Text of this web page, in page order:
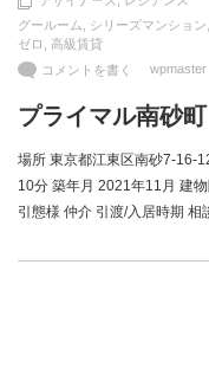
グールーム
シリーズマンション
ゼロ
高級賃貸
コメントを書く
wpmaster
プライマル南砂町
場所 東京都江東区南砂7-16-
10分 築年月 2021年11月 建
引態様 仲介 引渡/入居時期